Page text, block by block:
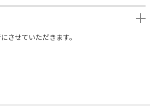
させていただきます。